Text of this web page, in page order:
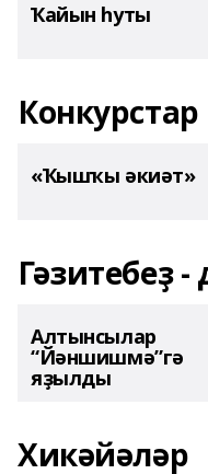
Ҡайын һуты
Конкурстар
«Ҡышҡы әкиәт»
Гәзитебеҙ
Алтынсылар
“Йәншишмә”гә
яҙылды
Хикәйәләр